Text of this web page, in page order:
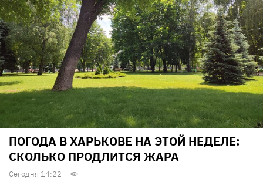
ПОГОДА В ХАРЬКОВЕ НА ЭТОЙ НЕДЕЛЕ:
СКОЛЬКО ПРОДЛИТСЯ ЖАРА
Сегодня 14:22